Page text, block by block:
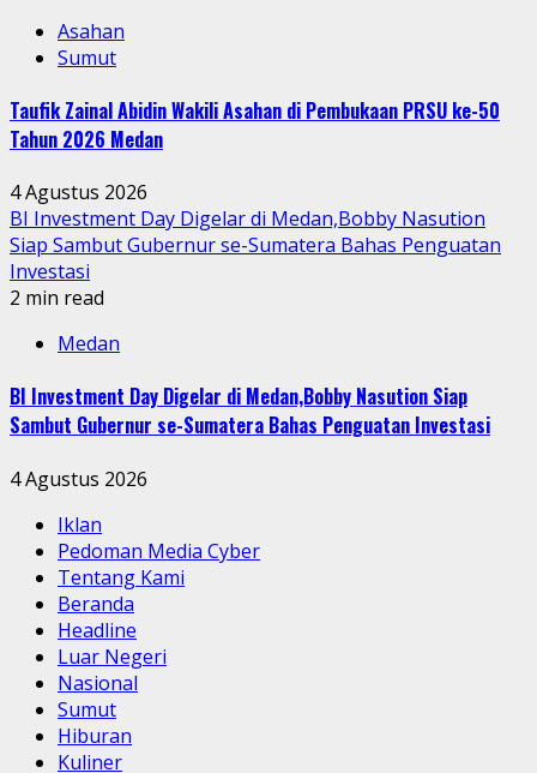
Asahan
Sumut
Taufik Zainal Abidin Wakili Asahan di Pembukaan PRSU ke-50
Tahun 2026 Medan
4 Agustus 2026
BI Investment Day Digelar di Medan,Bobby Nasution
Siap Sambut Gubernur se-Sumatera Bahas Penguatan
Investasi
2 min read
Medan
BI Investment Day Digelar di Medan,Bobby Nasution Siap
Sambut Gubernur se-Sumatera Bahas Penguatan Investasi
4 Agustus 2026
Iklan
Pedoman Media Cyber
Tentang Kami
Beranda
Headline
Luar Negeri
Nasional
Sumut
Hiburan
Kuliner